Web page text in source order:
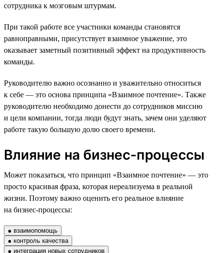
сотрудника к мозговым штурмам.
При такой работе все участники команды становятся
равноправными, присутствует взаимное уважение, это
оказывает заметный позитивный эффект на продуктивность
команды.
Руководителю важно осознанно и уважительно относиться
к себе — это основа принципа «Взаимное почтение». Также
руководителю необходимо донести до сотрудников миссию
и цели компании, тогда люди будут знать, зачем они уделяют
работе такую большую долю своего времени.
Влияние на бизнес-процессы
Может показаться, что принцип «Взаимное почтение» — это
просто красивая фраза, которая нереализуема в реальной
жизни. Поэтому важно оценить его реальное влияние
на бизнес-процессы:
● взаимопомощь
● контроль качества
● интеграция новых сотрудников